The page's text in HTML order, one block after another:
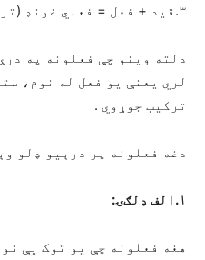
۳.قید + فعل = فعلي غونډ (ترکیب)
دلته وینو چې فعلونه په
لري یعنې یو فعل له نوم،
ترکیب جوړوي .
دغه فعلونه پر درېیو ډلو
۱.الف ډلګۍ:
هغه فعلونه چې یو توک یې